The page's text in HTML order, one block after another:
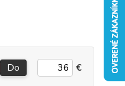
Do €